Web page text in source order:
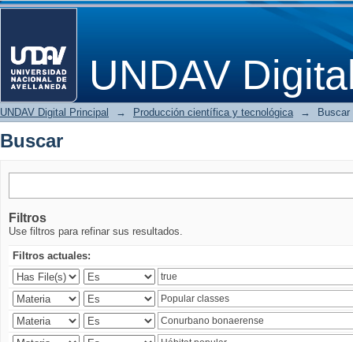
UNDAV
Buscar
UNDAV Digital Principal → Producción científica y tecnológica → Buscar
Buscar
Filtros
Use filtros para refinar sus resultados.
Filtros actuales: